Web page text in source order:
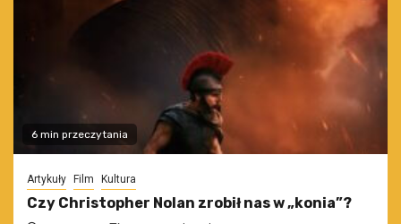
6 min przeczytania
Artykuły Film Kultura
Czy Christopher Nolan zrobił nas w „konia”?